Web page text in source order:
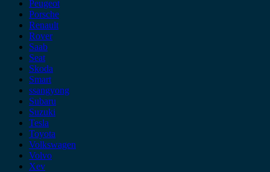
Peugeot
Porsche
Renault
Rover
Saab
Seat
Skoda
Smart
ssangyong
Subaru
Suzuki
Tesla
Toyota
Volkswagen
Volvo
Xev